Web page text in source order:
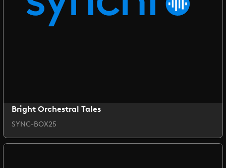
Bright Orchestral Tales
SYNC-BOX25